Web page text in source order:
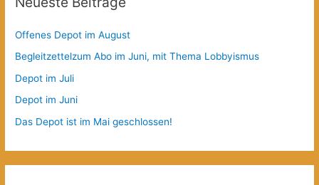
Offenes Depot im August
Begleitzettelzum Abo im Juni, mit Thema Lobbyismus
Depot im Juli
Depot im Juni
Das Depot ist im Mai geschlossen!